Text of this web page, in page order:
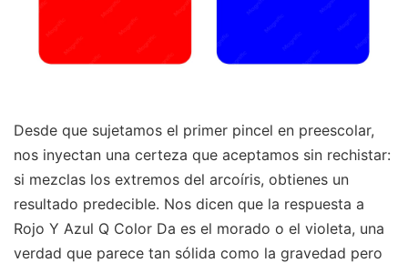
Desde que sujetamos el primer pincel en preescolar,
nos inyectan una certeza que aceptamos sin rechistar:
si mezclas los extremos del arcoíris, obtienes un
resultado predecible. Nos dicen que la respuesta a
Rojo Y Azul Q Color Da es el morado o el violeta, una
verdad que parece tan sólida como la gravedad pero